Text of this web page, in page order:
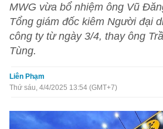
MWG vừa bổ nhiệm ông Vũ
Tổng giám đốc kiêm Người đại
công ty từ ngày 3/4, thay ông
Tùng.
Liên Phạm
Thứ sáu, 4/4/2025 13:54 (GMT+7)